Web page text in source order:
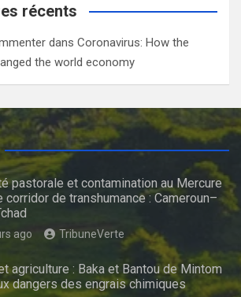
récents
dans Coronavirus: How the
the world economy
pastorale et contamination au Mercure
corridor de transhumance : Cameroun–
ago TribuneVerte
agriculture : Baka et Bantou de Mintom
dangers des engrais chimiques